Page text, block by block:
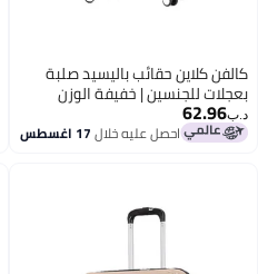
4
كالفن كلاين حقائب باليسيد صلبة
بعجلات للجنسين | خفيفة الوزن
للغاية من بعجلات دوارة ألوان
فلينستون
د.ب‏62.96
احصل عليه خلال17 اغسطس